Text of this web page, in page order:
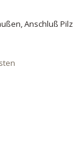
Anschluß Pilz